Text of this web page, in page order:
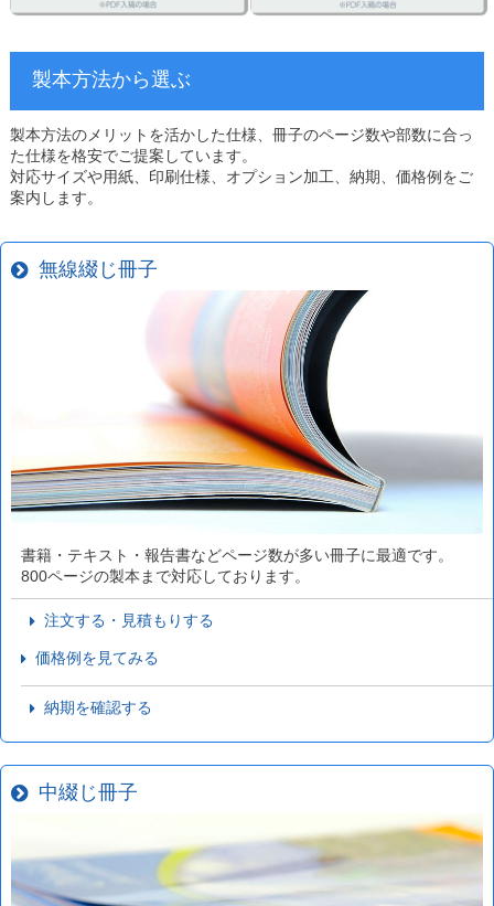
製本方法から選ぶ
製本方法のメリットを活かした仕様、冊子のページ数や部数に合っ
た仕様を格安でご提案しています。
対応サイズや用紙、印刷仕様、オプション加工、納期、価格例をご
案内します。
無線綴じ冊子
書籍・テキスト・報告書などページ数が多い冊子に最適です。
800ページの製本まで対応しております。
注文する・見積もりする
価格例を見てみる
納期を確認する
中綴じ冊子